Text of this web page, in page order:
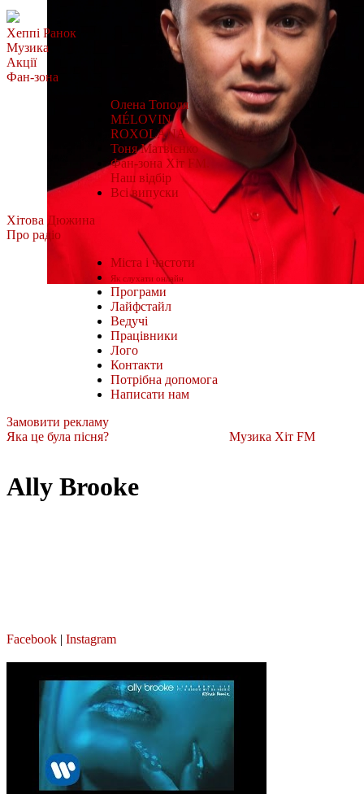
Хеппі Ранок
Музика
Акції
Фан-зона
Олена Тополя
MÉLOVIN
ROXOLANA
Тоня Матвієнко
Фан-зона Хіт FM.
Наш відбір
Всі випуски
Хітова Дюжина
Про радіо
Міста і частоти
Як слухати онлайн
Програми
Лайфстайл
Ведучі
Працівники
Лого
Контакти
Потрібна допомога
Написати нам
Замовити рекламу
Яка це була пісня?
Музика Хіт FM
Ally Brooke
Facebook | Instagram